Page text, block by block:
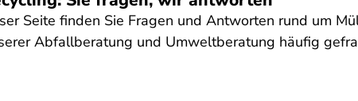
Seite finden Sie Fragen und Antworten rund um
Abfallberatung und Umweltberatung häufig